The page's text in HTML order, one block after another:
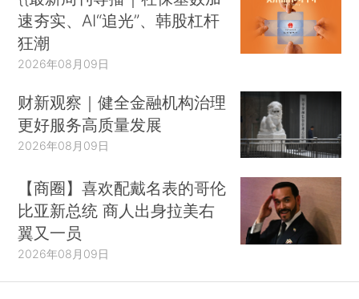
速夯实、AI“追光”、韩股杠杆
狂潮
2026年08月09日
财新观察｜健全金融机构治理
更好服务高质量发展
2026年08月09日
【商圈】喜欢配戴名表的哥伦
比亚新总统 商人出身拉美右
翼又一员
2026年08月09日